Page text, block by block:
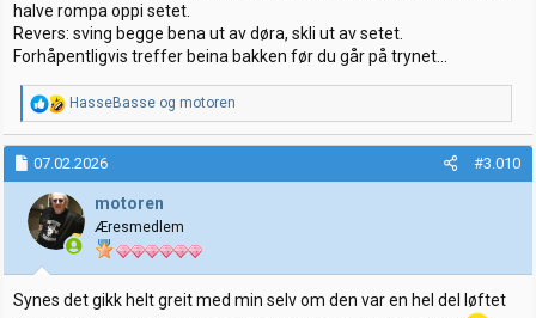
halve rompa oppi setet.
Revers: sving begge bena ut av døra, skli ut av setet.
Forhåpentligvis treffer beina bakken før du går på trynet...
R
e
a
k
s
j
o
n
e
r
:
HasseBasse og motoren
07.02.2026 #3.010
motoren
Æresmedlem
Synes det gikk helt greit med min selv om den var en hel del løftet